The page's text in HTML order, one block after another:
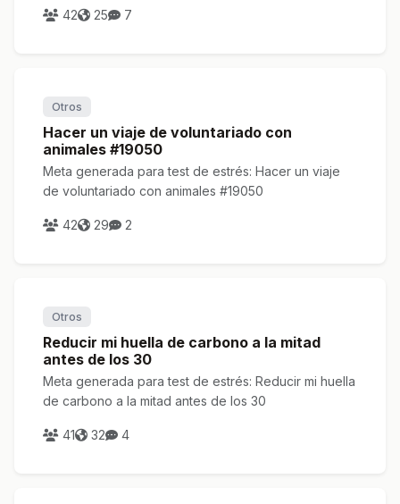
42 25 7
Otros
Hacer un viaje de voluntariado con
animales #19050
Meta generada para test de estrés: Hacer un viaje
de voluntariado con animales #19050
42 29 2
Otros
Reducir mi huella de carbono a la mitad
antes de los 30
Meta generada para test de estrés: Reducir mi huella
de carbono a la mitad antes de los 30
41 32 4